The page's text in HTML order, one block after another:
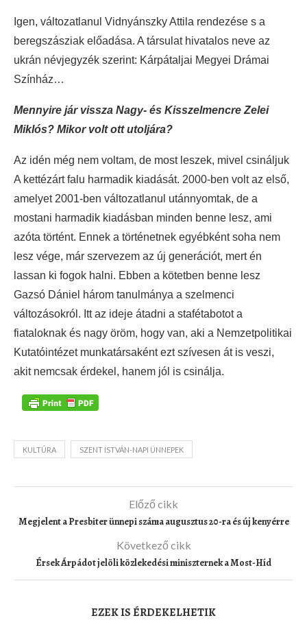
Igen, változatlanul Vidnyánszky Attila rendezése s a
beregszásziak előadása. A társulat hivatalos neve az
ukrán névjegyzék szerint: Kárpátaljai Megyei Drámai
Színház…
Mennyire jár vissza Nagy- és Kisszelmencre Zelei
Miklós? Mikor volt ott utoljára?
Az idén még nem voltam, de most leszek, mivel csináljuk
A kettézárt falu harmadik kiadását. 2000-ben volt az első,
amelyet 2001-ben változatlanul utánnyomtak, de a
mostani harmadik kiadásban minden benne lesz, ami
azóta történt. Ennek a történetnek egyébként soha nem
lesz vége, már szervezem az új generációt, mert én
lassan ki fogok halni. Ebben a kötetben benne lesz
Gazsó Dániel három tanulmánya a szelmenci
változásokról. Itt az ideje átadni a stafétabotot a
fiataloknak és nagy öröm, hogy van, aki a Nemzetpolitikai
Kutatóintézet munkatársaként ezt szívesen át is veszi,
akit nemcsak érdekel, hanem jól is csinálja.
KULTÚRA SZENT ISTVÁN-NAPI ÜNNEPEK
Előző cikk
Megjelent a Presbiter ünnepi száma augusztus 20-ra és új kenyérre
Következő cikk
Érsek Árpádot jelöli közlekedési miniszternek a Most-Híd
EZEK IS ÉRDEKELHETIK